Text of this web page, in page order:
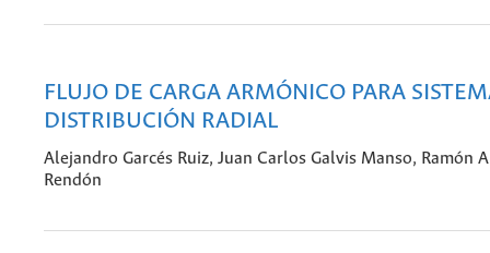
FLUJO DE CARGA ARMÓNICO PARA
DISTRIBUCIÓN RADIAL
Alejandro Garcés Ruiz, Juan Carlos Galvis Manso, Ramón
Rendón